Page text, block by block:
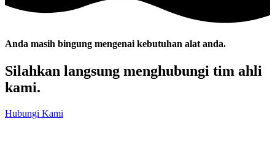
Anda masih bingung mengenai kebutuhan alat anda.
Silahkan langsung menghubungi tim ahli
kami.
Hubungi Kami